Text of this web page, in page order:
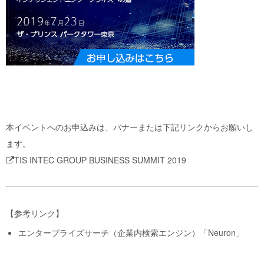
本イベントへのお申込みは、バナーまたは下記リンクからお願いし
ます。
TIS INTEC GROUP BUSINESS SUMMIT 2019
【参考リンク】
エンタープライズサーチ（企業内検索エンジン）「Neuron」